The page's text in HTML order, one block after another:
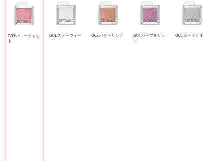
G03:バニーチャッ
ト
G01:スノーウィー G02:バターリング
G04:パープルリッ
ト
G05:ヌーメテオ